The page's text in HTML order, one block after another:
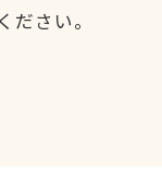
さい。